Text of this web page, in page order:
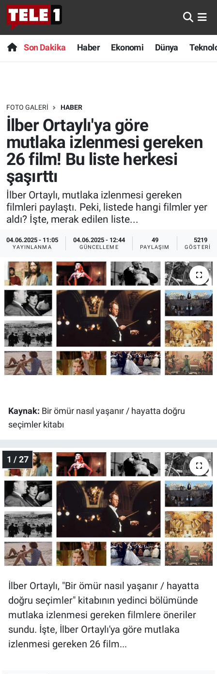
Son Dakika Haber Ekonomi Dünya
FOTO GALERI HABER
İlber Ortaylı'ya göre
mutlaka izlenmesi gereken
26 film! Bu liste herkesi
şaşırttı
İlber Ortaylı, mutlaka izlenmesi gereken
filmleri paylaştı. Peki, listede hangi filmler yer
aldı? İşte, merak edilen liste...
04.06.2025 - 11:05
YAYINLANMA
04.06.2025 - 12:44
GÜNCELLEME
49
PAYLAŞIM
5219
GÖSTERIM
Kaynak: Bir ömür nasıl yaşanır / hayatta doğru
seçimler kitabı
1 / 27
İlber Ortaylı, "Bir ömür nasıl yaşanır / hayatta
doğru seçimler" kitabının yedinci bölümünde
mutlaka izlenmesi gereken filmlere öneriler
sundu. İşte, İlber Ortaylı'ya göre mutlaka
izlenmesi gereken 26 film...
Anında Manşet
Başka Sohbetler
Bilim turu
Bilim ve Teknoloji Evreni
Doğa Konuşuyor
Dünya
Ege Saati
Ege'den Esintiler
Eğitim
Eğlence
Ekonomi
Forum
Gerçeğin İzinde
Gün Bitiyor
Gündem Özel
Günün görüntüsü
Haber
İlan
Kimdir
Koronavirüs
Kültür Sanat
Ne demişti
Son Dakika
Haber
Dünya
Teknoloji
Sağlık
Spor
Yayın Akışı
İletişim
Nöbetçi Eczaneler
Hava Durumu
Trafik Durumu
Süper Lig Puan Durumu ve Fikstür
Tüm Manşetler
Son Dakika Haberleri
Haber Arşivi